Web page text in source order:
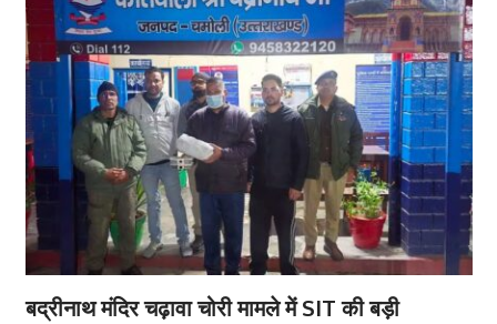
बद्रीनाथ मंदिर चढ़ावा चोरी मामले में SIT की बड़ी